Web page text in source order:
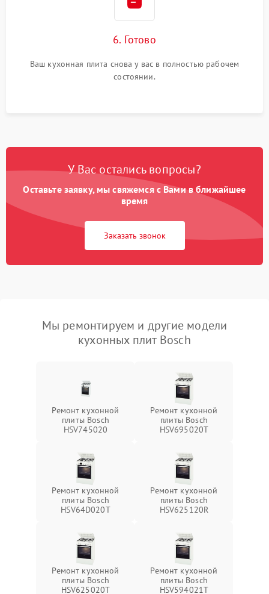
6. Готово
Ваш кухонная плита снова у вас в полностью рабочем
состоянии.
У Вас остались вопросы?
Оставьте заявку, мы свяжемся с Вами в ближайшее
время
Заказать звонок
Мы ремонтируем и другие модели
кухонных плит Bosch
Ремонт кухонной
плиты Bosch
HSV745020
Ремонт кухонной
плиты Bosch
HSV695020T
Ремонт кухонной
плиты Bosch
HSV64D020T
Ремонт кухонной
плиты Bosch
HSV625120R
Ремонт кухонной
плиты Bosch
HSV625020T
Ремонт кухонной
плиты Bosch
HSV594021T